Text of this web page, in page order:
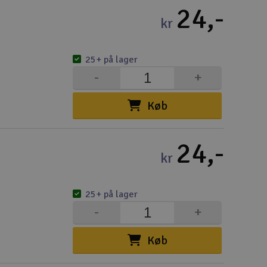
kr 24,-
Køb
+
-
25+ på lager
kr 24,-
Køb
+
-
25+ på lager